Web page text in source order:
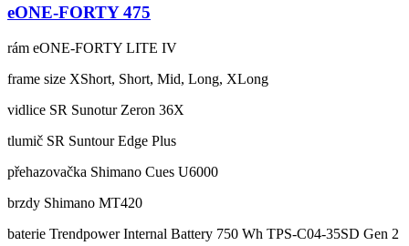
eONE-FORTY 475
rám eONE-FORTY LITE IV
frame size XShort, Short, Mid, Long, XLong
vidlice SR Sunotur Zeron 36X
tlumič SR Suntour Edge Plus
přehazovačka Shimano Cues U6000
brzdy Shimano MT420
baterie Trendpower Internal Battery 750 Wh TPS-C04-35SD Gen 2